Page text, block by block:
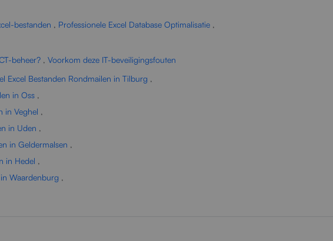
bestanden , Professionele Excel Database Optimalisatie ,
beheer? , Voorkom deze IT-beveiligingsfouten
Excel Bestanden Rondmailen in Tilburg ,
in Oss ,
in Veghel ,
in Uden ,
in Geldermalsen ,
in Hedel ,
Waardenburg ,